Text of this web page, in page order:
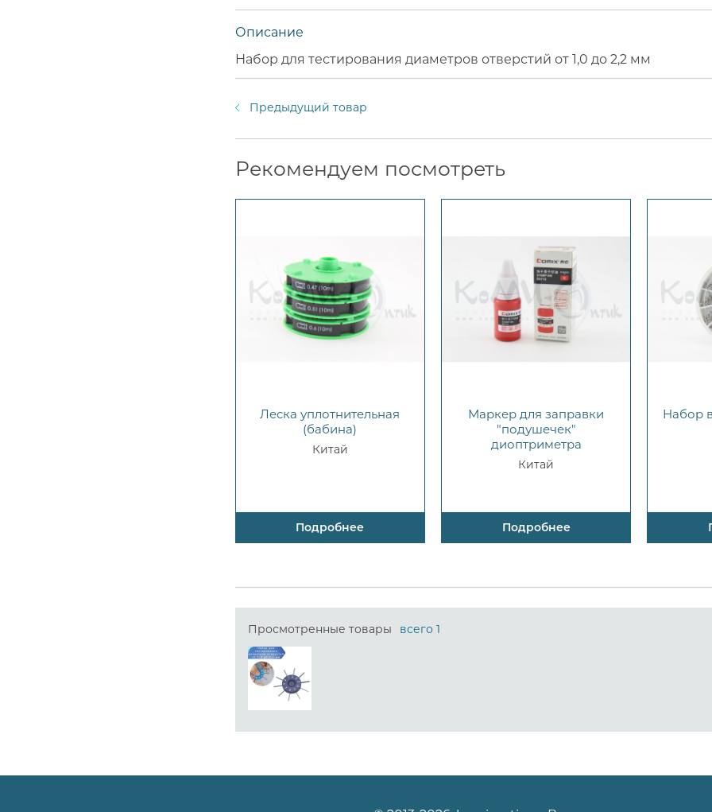
Описание
Набор для тестирования диаметров отверстий от 1,0 до 2,2 мм
Предыдущий товар
Рекомендуем посмотреть
Леска уплотнительная
(бабина)
Китай
Подробнее
Маркер для заправки
"подушечек"
диоптриметра
Китай
Подробнее
Набор
Просмотренные товары всего 1